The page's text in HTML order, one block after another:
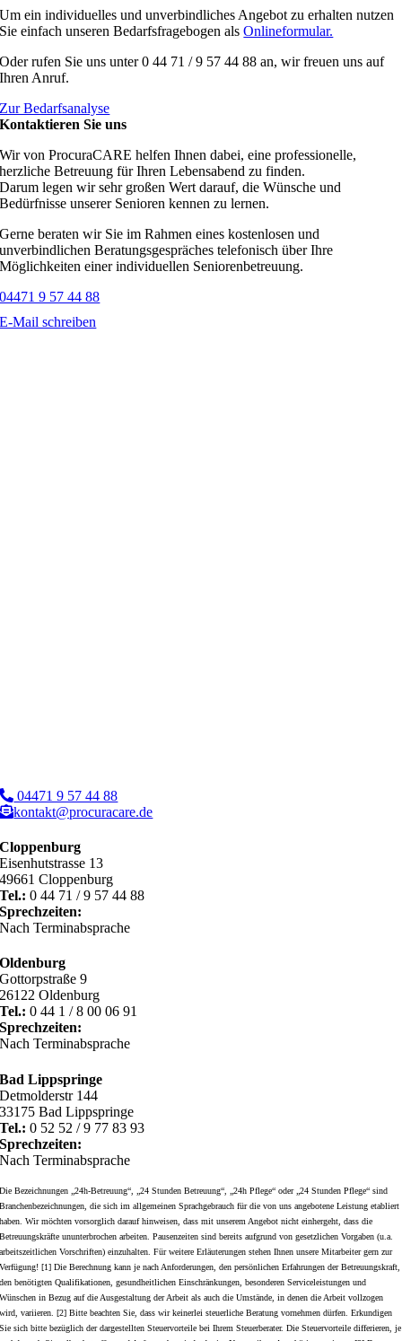
Um ein individuelles und unverbindliches Angebot zu erhalten nutzen
Sie einfach unseren Bedarfsfragebogen alsOnlineformular.
Oder rufen Sie uns unter 0 44 71 / 9 57 44 88 an, wir freuen uns auf
Ihren Anruf.
Zur Bedarfsanalyse
Kontaktieren Sie uns
Wir von ProcuraCARE helfen Ihnen dabei, eine professionelle,
herzliche Betreuung für Ihren Lebensabend zu finden.
Darum legen wir sehr großen Wert darauf, die Wünsche und
Bedürfnisse unserer Senioren kennen zu lernen.
Gerne beraten wir Sie im Rahmen eines kostenlosen und
unverbindlichen Beratungsgespräches telefonisch über Ihre
Möglichkeiten einer individuellen Seniorenbetreuung.
04471 9 57 44 88
E-Mail schreiben
04471 9 57 44 88
kontakt@procuracare.de
Cloppenburg
Eisenhutstrasse 13
49661 Cloppenburg
Tel.: 0 44 71 / 9 57 44 88
Sprechzeiten:
Nach Terminabsprache
Oldenburg
Gottorpstraße 9
26122 Oldenburg
Tel.: 0 44 1 / 8 00 06 91
Sprechzeiten:
Nach Terminabsprache
Bad Lippspringe
Detmolderstr 144
33175 Bad Lippspringe
Tel.: 0 52 52 / 9 77 83 93
Sprechzeiten:
Nach Terminabsprache
Die Bezeichnungen „24h-Betreuung“, „24 Stunden Betreuung“, „24h Pflege“ oder „24 Stunden Pflege“ sind
Branchenbezeichnungen, die sich im allgemeinen Sprachgebrauch für die von uns angebotene Leistung etabliert
haben. Wir möchten vorsorglich darauf hinweisen, dass mit unserem Angebot nicht einhergeht, dass die
Betreuungskräfte ununterbrochen arbeiten. Pausenzeiten sind bereits aufgrund von gesetzlichen Vorgaben (u.a.
arbeitszeitlichen Vorschriften) einzuhalten. Für weitere Erläuterungen stehen Ihnen unsere Mitarbeiter gern zur
Verfügung! [1] Die Berechnung kann je nach Anforderungen, den persönlichen Erfahrungen der Betreuungskraft,
den benötigten Qualifikationen, gesundheitlichen Einschränkungen, besonderen Serviceleistungen und
Wünschen in Bezug auf die Ausgestaltung der Arbeit als auch die Umstände, in denen die Arbeit vollzogen
wird, variieren. [2] Bitte beachten Sie, dass wir keinerlei steuerliche Beratung vornehmen dürfen. Erkundigen
Sie sich bitte bezüglich der dargestellten Steuervorteile bei Ihrem Steuerberater. Die Steuervorteile differieren, je